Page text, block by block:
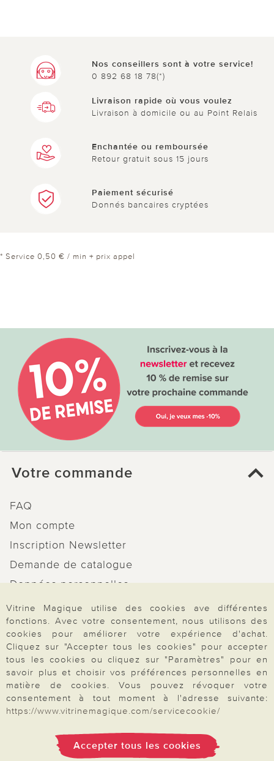
Nos conseillers sont à votre service!
0 892 68 18 78(*)
Livraison rapide où vous voulez
Livraison à domicile ou au Point Relais
Enchantée ou remboursée
Retour gratuit sous 15 jours
Paiement sécurisé
Donnés bancaires cryptées
* Service 0,50 € / min + prix appel
Votre commande
FAQ
Mon compte
Inscription Newsletter
Demande de catalogue
Données personnelles
Droit de rétractation
Rétractation
Paiement & Livraison
À propos de nous
Vitrine Magique utilise des cookies ave différentes
fonctions. Avec votre consentement, nous utilisons des
cookies pour améliorer votre expérience d'achat.
Cliquez sur "Accepter tous les cookies" pour accepter
tous les cookies ou cliquez sur "Paramètres" pour en
savoir plus et choisir vos préférences personnelles en
matière de cookies. Vous pouvez révoquer votre
consentement à tout moment à l'adresse suivante:
https://www.vitrinemagique.com/servicecookie/
Accepter tous les cookies